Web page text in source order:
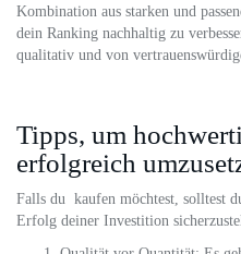
Kombination aus starken und
dein Ranking nachhaltig zu
qualitativ und von
Tipps, um
erfolgreich
Falls du kaufen möchtest, solltest
Erfolg deiner Investition